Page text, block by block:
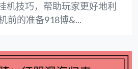
机技巧，帮助玩家更好地利
前的准备918博&...